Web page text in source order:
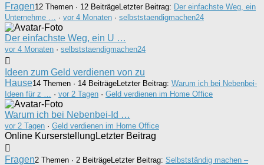
Fragen12 Themen · 12 BeiträgeLetzter Beitrag: Der einfachste Weg, ein
Unternehme …
· vor 4 Monaten · selbststaendigmachen24
Der einfachste Weg, ein U …
vor 4 Monaten · selbststaendigmachen24
Ideen zum Geld verdienen von zu
Hause14 Themen · 14 BeiträgeLetzter Beitrag: Warum ich bei Nebenbei-
Ideen für z …
· vor 2 Tagen · Geld verdienen im Home Office
Warum ich bei Nebenbei-Id …
vor 2 Tagen · Geld verdienen im Home Office
Online Kurserstellung Letzter Beitrag
Fragen2 Themen · 2 BeiträgeLetzter Beitrag: Selbstständig machen –